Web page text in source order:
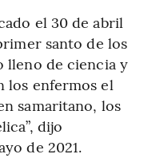
el 30 de abril
santo de los
lleno de ciencia y
los enfermos el
samaritano, los
dijo
de 2021.